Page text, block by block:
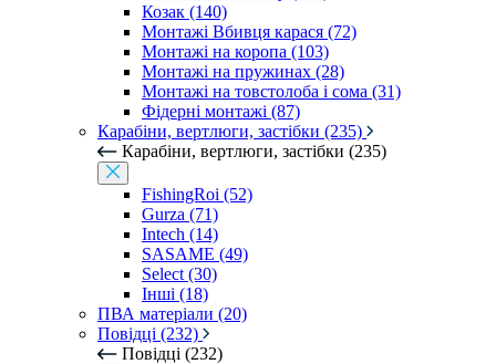
Козак (140)
Монтажі Вбивця карася (72)
Монтажі на коропа (103)
Монтажі на пружинах (28)
Монтажі на товстолоба і сома (31)
Фідерні монтажі (87)
Карабіни, вертлюги, застібки (235)
Карабіни, вертлюги, застібки (235)
FishingRoi (52)
Gurza (71)
Intech (14)
SASAME (49)
Select (30)
Інші (18)
ПВА матеріали (20)
Повідці (232)
Повідці (232)